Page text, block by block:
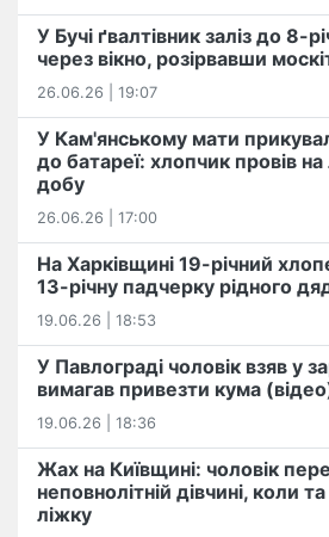
У Бучі ґвалтівник заліз до 8-
через вікно, розірвавши
26.06.26 | 19:07
У Кам'янському мати
до батареї: хлопчик провів
добу
26.06.26 | 17:00
На Харківщині 19-річний
13-річну падчерку рідного
19.06.26 | 18:53
У Павлограді чоловік взяв у
вимагав привезти кума
19.06.26 | 18:36
Жах на Київщині: чоловік
неповнолітній дівчині, коли
ліжку